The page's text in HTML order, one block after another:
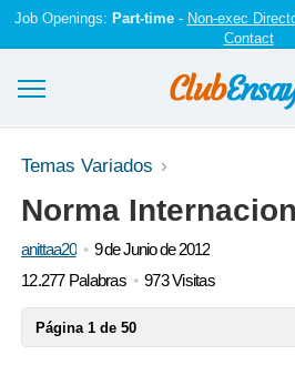
Job Openings: Part-time- Non-exec
Contact
Ensayos y trabajos
Registrarse
Iniciar sesión
Temas Variados
Norma
anittaa20
9 de Junio de 2012
12.277 Palabras
973 Visitas
Página 1 de 50